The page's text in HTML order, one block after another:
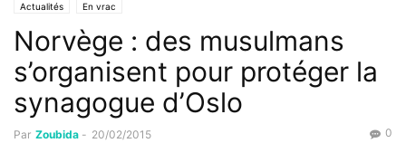
Actualités En vrac
Norvège : des musulmans
s’organisent pour protéger la
synagogue d’Oslo
Par Zoubida - 20/02/2015 0